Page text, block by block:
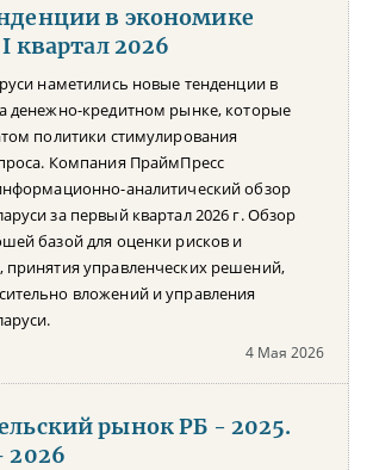
в экономике
квартал 2026
наметились новые тенденции в
денежно-кредитном рынке, которые
политики стимулирования
Компания ПраймПресс
аналитический обзор
за первый квартал 2026 г. Обзор
базой для оценки рисков и
принятия управленческих решений,
вложений и управления
4 Мая 2026
рынок РБ - 2025.
2026